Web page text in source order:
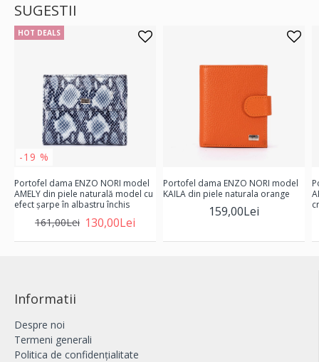
SUGESTII
HOT DEALS
-19 %
Portofel dama ENZO NORI model
AMELY din piele naturală model cu
efect șarpe în albastru închis
130,00Lei
161,00Lei
Portofel dama ENZO NORI model
KAILA din piele naturala orange
159,00Lei
Informatii
Despre noi
Termeni generali
Politica de confidențialitate